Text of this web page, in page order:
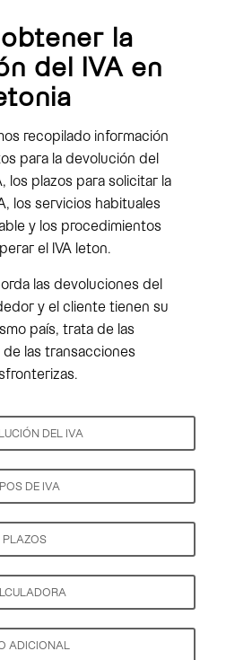
la
del IVA en
recopilado información
para la devolución del
los plazos para solicitar la
los servicios habituales
y los procedimientos
el IVA leton.
las devoluciones del
y el cliente tienen su
país, trata de las
las transacciones
DEL IVA
DE IVA
PLAZOS
ADICIONAL